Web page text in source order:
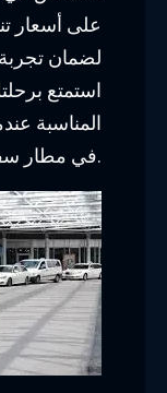
على أسعار
لضمان تجربة
استمتع
المناسبة
في مطار سفنكس.